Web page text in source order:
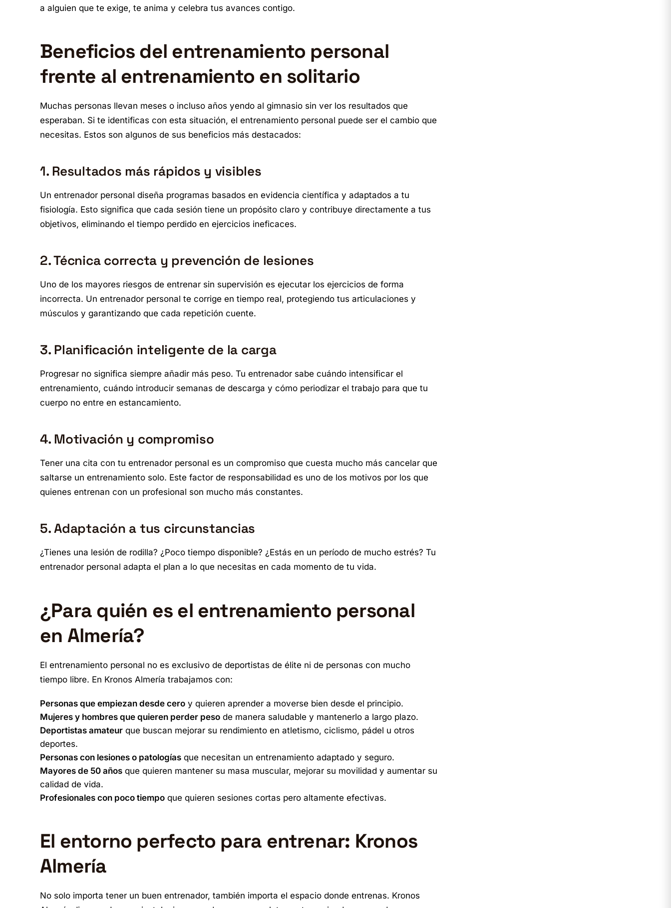
a alguien que te exige, te anima y celebra tus avances contigo.
Beneficios del entrenamiento personal
frente al entrenamiento en solitario
Muchas personas llevan meses o incluso años yendo al gimnasio sin ver los resultados que
esperaban. Si te identificas con esta situación, el entrenamiento personal puede ser el cambio que
necesitas. Estos son algunos de sus beneficios más destacados:
1. Resultados más rápidos y visibles
Un entrenador personal diseña programas basados en evidencia científica y adaptados a tu
fisiología. Esto significa que cada sesión tiene un propósito claro y contribuye directamente a tus
objetivos, eliminando el tiempo perdido en ejercicios ineficaces.
2. Técnica correcta y prevención de lesiones
Uno de los mayores riesgos de entrenar sin supervisión es ejecutar los ejercicios de forma
incorrecta. Un entrenador personal te corrige en tiempo real, protegiendo tus articulaciones y
músculos y garantizando que cada repetición cuente.
3. Planificación inteligente de la carga
Progresar no significa siempre añadir más peso. Tu entrenador sabe cuándo intensificar el
entrenamiento, cuándo introducir semanas de descarga y cómo periodizar el trabajo para que tu
cuerpo no entre en estancamiento.
4. Motivación y compromiso
Tener una cita con tu entrenador personal es un compromiso que cuesta mucho más cancelar que
saltarse un entrenamiento solo. Este factor de responsabilidad es uno de los motivos por los que
quienes entrenan con un profesional son mucho más constantes.
5. Adaptación a tus circunstancias
¿Tienes una lesión de rodilla? ¿Poco tiempo disponible? ¿Estás en un período de mucho estrés? Tu
entrenador personal adapta el plan a lo que necesitas en cada momento de tu vida.
¿Para quién es el entrenamiento personal
en Almería?
El entrenamiento personal no es exclusivo de deportistas de élite ni de personas con mucho
tiempo libre. En Kronos Almería trabajamos con:
Personas que empiezan desde cero y quieren aprender a moverse bien desde el principio.
Mujeres y hombres que quieren perder peso de manera saludable y mantenerlo a largo plazo.
Deportistas amateur que buscan mejorar su rendimiento en atletismo, ciclismo, pádel u otros
deportes.
Personas con lesiones o patologías que necesitan un entrenamiento adaptado y seguro.
Mayores de 50 años que quieren mantener su masa muscular, mejorar su movilidad y aumentar su
calidad de vida.
Profesionales con poco tiempo que quieren sesiones cortas pero altamente efectivas.
El entorno perfecto para entrenar: Kronos
Almería
No solo importa tener un buen entrenador, también importa el espacio donde entrenas. Kronos